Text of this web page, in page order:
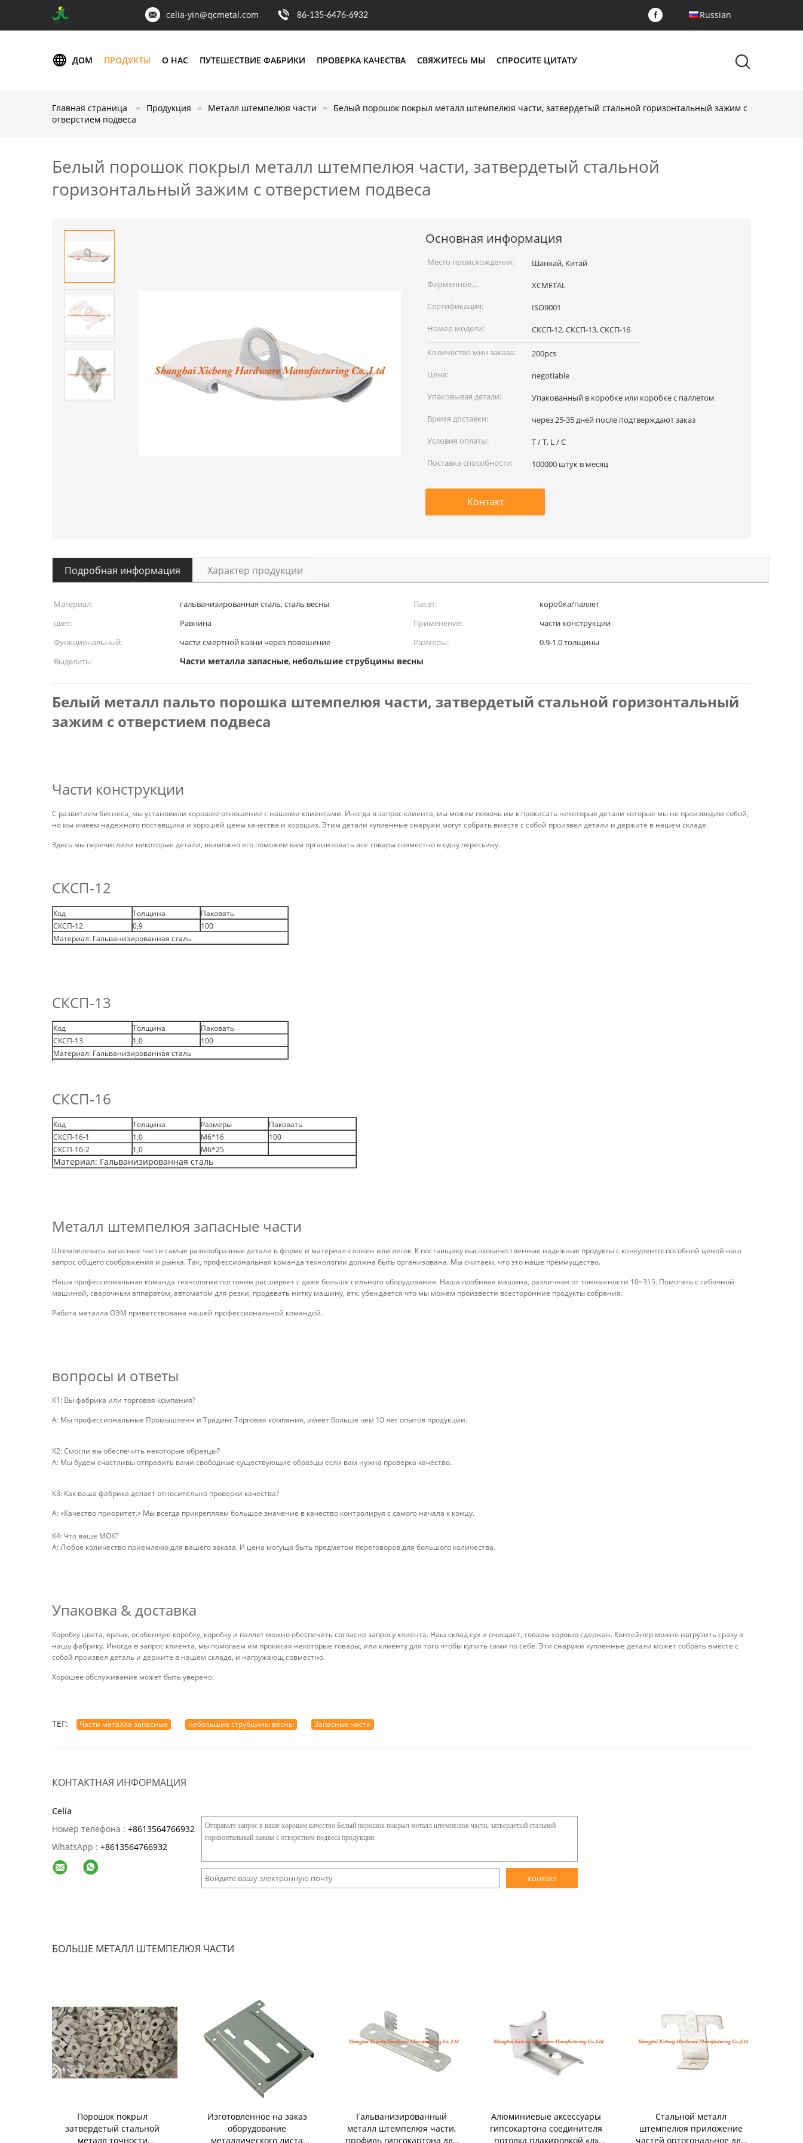
celia-yin@qcmetal.com 86-135-6476-6932 Russian
ДОМ ПРОДУКТЫ О НАС ПУТЕШЕСТВИЕ ФАБРИКИ ПРОВЕРКА КАЧЕСТВА СВЯЖИТЕСЬ МЫ СПРОСИТЕ ЦИТАТУ
Главная страница Продукция Металл штемпелюя части
Белый порошок покрыл металл штемпелюя части, затвердетый стальной горизонтальный зажим с
отверстием подвеса
Белый порошок покрыл металл штемпелюя части, затвердетый стальной
горизонтальный зажим с отверстием подвеса
Основная информация
Место происхождения:
Шанхай, Китай
Фирменное
наименование:
XCMETAL
Сертификация:
ISO9001
Номер модели:
СКСП-12, СКСП-13, СКСП-16
Количество мин заказа:
200pcs
Цена:
negotiable
Упаковывая детали:
Упакованный в коробке или коробке с паллетом
Время доставки:
через 25-35 дней после подтверждают заказ
Условия оплаты:
T / T, L / C
Поставка способности:
100000 штук в месяц
Контакт
Подробная информация Характер продукции
Материал: гальванизированная сталь, сталь весны Пакет:
коробка/паллет
цвет:
Равнина Применение:
части конструкции
Функциональный:
части смертной казни через повешение Размеры:
0.9-1.0 толщины
Выделить:
Части металла запасные, небольшие струбцины весны
Белый металл пальто порошка штемпелюя части, затвердетый стальной горизонтальный
зажим с отверстием подвеса
Части конструкции
С развитием биснеса, мы установили хорошее отношение с нашими клиентами. Иногда в запрос клиента, мы можем помочь им к прокисать некоторые детали которые мы не производим собой,
но мы имеем надежного поставщика и хорошей цены качества и хороших. Этим детали купленные снаружи могут собрать вместе с собой произвел детали и держите в нашем складе.
Здесь мы перечислили некоторые детали, возможно его поможем вам организовать все товары совместно в одну пересылку.
СКСП-12
Код Толщина
Паковать
СКСП-12
0,9
100
Материал: Гальванизированная сталь
СКСП-13
Код Толщина
Паковать
СКСП-13
1,0
100
Материал: Гальванизированная сталь
СКСП-16
Код Толщина Размеры
Паковать
СКСП-16-1
1,0 М6*16
100
СКСП-16-2
1,0 М6*25
Материал: Гальванизированная сталь
Металл штемпелюя запасные части
Штемпелевать запасные части самые разнообразные детали в форме и материал-сложен или легок. К поставщику высококачественные надежные продукты с конкурентоспособной ценой наш
запрос общего соображения и рынка. Так, профессиональная команда технологии должна быть организована. Мы считаем, что это наше преимущество.
Наша профессиональная команда технологии постоянн расширяет с даже больше сильного оборудования. Наша пробивая машина, различная от тоннажности 10~315. Помогать с гибочной
машиной, сварочным аппаратом, автоматом для резки, продевать нитку машину, етк. убеждается что мы можем произвести всесторонние продукты собрания.
Работа металла ОЭМ приветствована нашей профессиональной командой.
вопросы и ответы
К1: Вы фабрика или торговая компания?
А: Мы профессиональные Промышленн и Традинг Торговая компания, имеет больше чем 10 лет опытов продукции.
К2: Смогли вы обеспечить некоторые образцы?
А: Мы будем счастливы отправить вами свободные существующие образцы если вам нужна проверка качество.
К3: Как ваша фабрика делает относительно проверки качества?
А: «Качество приоритет.» Мы всегда прикрепляем большое значение в качество контролируя с самого начала к концу.
К4: Что ваше МОК?
А: Любое количество приемлемо для вашего заказа. И цена могуща быть предметом переговоров для большого количества.
Упаковка & доставка
Коробку цвета, ярлык, особенную коробку, коробку и паллет можно обеспечить согласно запросу клиента. Наш склад сух и очищает, товары хорошо сдержан. Контейнер можно нагрузить сразу в
нашу фабрику. Иногда в запрос клиента, мы помогаем им прокисая некоторые товары, или клиенту для того чтобы купить сами по себе. Эти снаружи купленные детали может собрать вместе с
собой произвел деталь и держите в нашем складе, и нагружающ совместно.
Хорошее обслуживание может быть уверено.
ТЕГ: Части металла запасные небольшие струбцины весны Запасные части
КОНТАКТНАЯ ИНФОРМАЦИЯ
Celia
Номер телефона : +8613564766932
WhatsApp : +8613564766932
контакт
БОЛЬШЕ МЕТАЛЛ ШТЕМПЕЛЮЯ ЧАСТИ
Порошок покрыл
затвердетый стальной
металл точности
Изготовленное на заказ
оборудование
металлического листа
Гальванизированный
металл штемпелюя части,
профиль гипсокартона для
Алюминиевые аксессуары
гипсокартона соединителя
потолка плакировкой «л»
Стальной металл
штемпелюя приложение
частей ортогональное для